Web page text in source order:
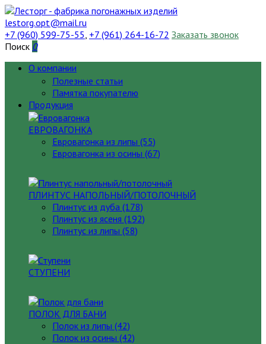
lestorg.opt@mail.ru
+7 (960) 599-75-55, +7 (961) 264-16-72 Заказать звонок
Поиск 0
О компании
Полезные статьи
Памятка покупателю
Продукция
ЕВРОВАГОНКА
Евровагонка из липы (55)
Евровагонка из осины (67)
ПЛИНТУС НАПОЛЬНЫЙ/ПОТОЛОЧНЫЙ
Плинтус из дуба (178)
Плинтус из ясеня (192)
Плинтус из липы (58)
СТУПЕНИ
ПОЛОК ДЛЯ БАНИ
Полок из липы (42)
Полок из осины (42)